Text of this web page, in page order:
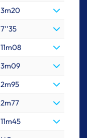
3m20
7''35
11m08
3m09
2m95
2m77
11m45